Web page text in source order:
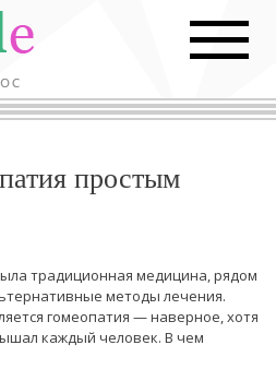
простым
традиционная медицина, рядом
методы лечения.
гомеопатия — наверное, хотя
каждый человек. В чем